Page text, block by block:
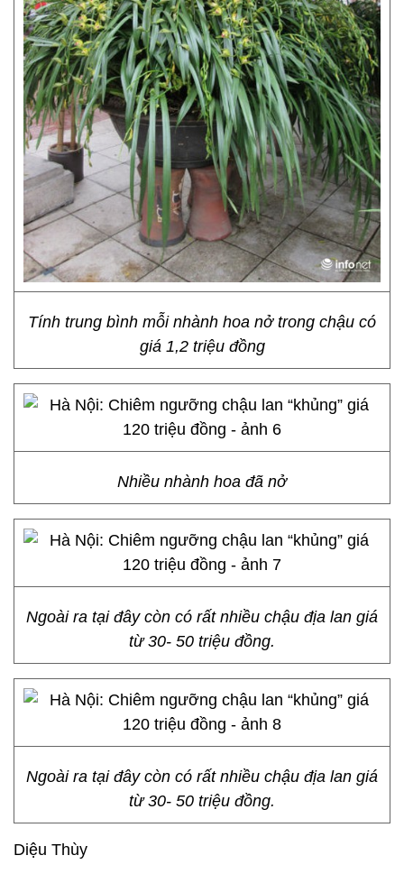
Tính trung bình mỗi nhành hoa nở trong chậu có
giá 1,2 triệu đồng
Nhiều nhành hoa đã nở
Ngoài ra tại đây còn có rất nhiều chậu địa lan giá
từ 30- 50 triệu đồng.
Ngoài ra tại đây còn có rất nhiều chậu địa lan giá
từ 30- 50 triệu đồng.
Diệu Thùy